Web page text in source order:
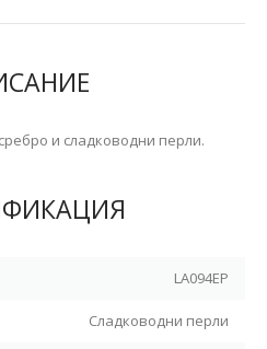
и сладководни перли.
LA094EP
Сладководни перли